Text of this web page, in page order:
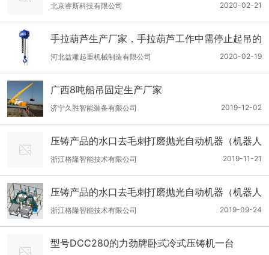
2020-02-21
北京睿斯科技有限公司
手拉葫芦生产厂家，手拉葫芦工作中需停止起吊的
几个条件
2020-02-19
河北益雕起重机械制造有限公司
广西8吨船吊固定生产厂家
2019-12-02
济宁久胜智能装备有限公司
压铸产品的水口去毛刺打磨抛光自动机器（机器人
2019-11-21
浙江格隆智能技术有限公司
压铸产品的水口去毛刺打磨抛光自动机器（机器人
2019-09-24
浙江格隆智能技术有限公司
型号DCC280的力劲牌卧式冷式压铸机一台